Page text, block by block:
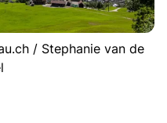
/ Stephanie van de